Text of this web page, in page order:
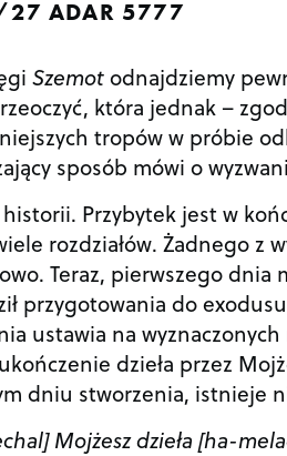
ADAR 5777
Szemotodnajdziemy
która jednak –
tropów w próbie
sposób mówi o
historii. Przybytek jest w
rozdziałów. Żadnego z
Teraz, pierwszego dnia
przygotowania do
ustawia na
dzieła przez
dniu stworzenia, istnieje
Mojżesz dzieła [ha-